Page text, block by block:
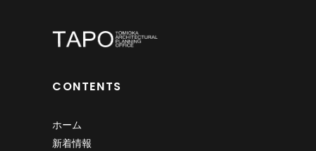
CONTENTS
ホーム
新着情報